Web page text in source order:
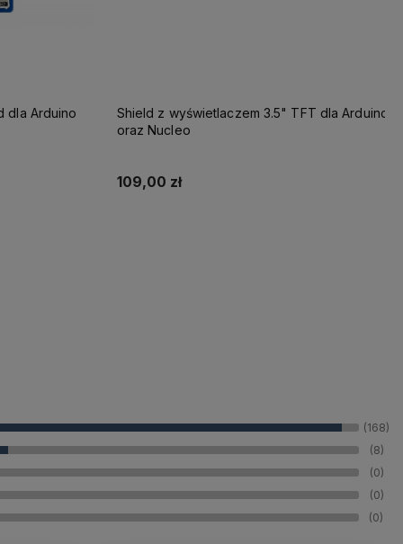
dla Arduino
Shield z wyświetlaczem 3.5" TFT dla Arduino
oraz Nucleo
109,00 zł
(168)
(8)
(0)
(0)
(0)